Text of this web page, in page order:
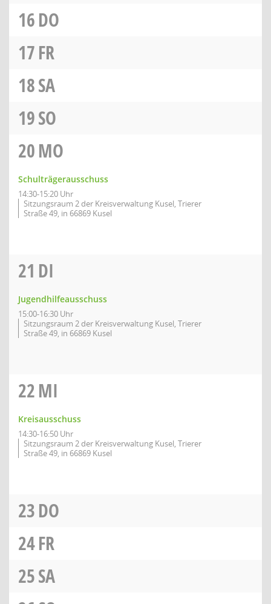
16DO
17FR
18SA
19SO
20MO
Schulträgerausschuss
14:30-15:20 Uhr
Sitzungsraum 2 der Kreisverwaltung Kusel, Trierer
Straße 49, in 66869 Kusel
21 DI
Jugendhilfeausschuss
15:00-16:30 Uhr
Sitzungsraum 2 der Kreisverwaltung Kusel, Trierer
Straße 49, in 66869 Kusel
22MI
Kreisausschuss
14:30-16:50 Uhr
Sitzungsraum 2 der Kreisverwaltung Kusel, Trierer
Straße 49, in 66869 Kusel
23DO
24FR
25SA